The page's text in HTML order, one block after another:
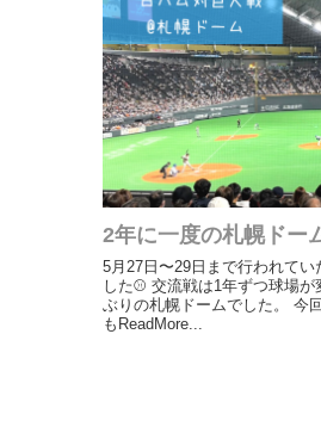
2年に一度の札幌ドー
5月27日〜29日まで行われて
した⚾️ 交流戦は1年ずつ球場
ぶりの札幌ドームでした。 今
もReadMore...